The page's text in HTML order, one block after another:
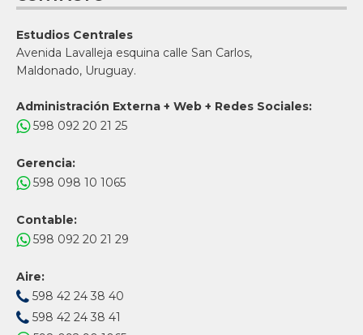
Estudios Centrales
Avenida Lavalleja esquina calle San Carlos,
Maldonado, Uruguay.
Administración Externa + Web + Redes Sociales:
598 092 20 21 25
Gerencia:
598 098 10 1065
Contable:
598 092 20 21 29
Aire:
598 42 24 38 40
598 42 24 38 41